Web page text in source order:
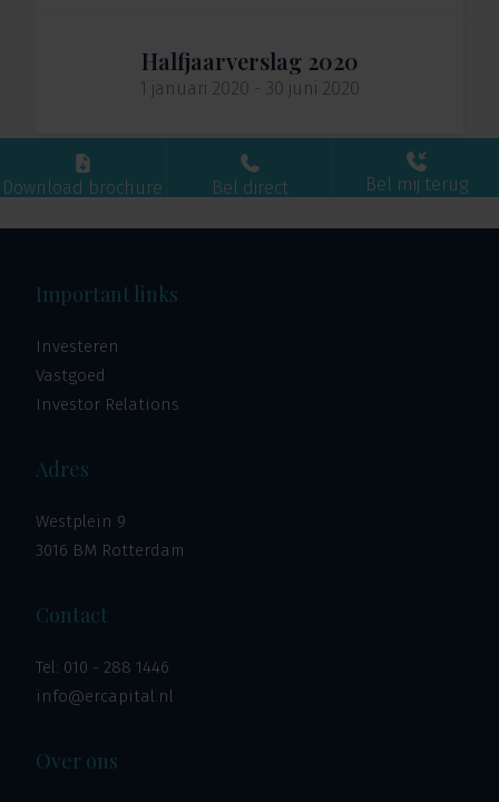
Halfjaarverslag 2020
1 januari 2020 - 30 juni 2020
Download brochure Bel direct Bel mij terug
Important links
Investeren
Vastgoed
Investor Relations
Adres
Westplein 9
3016 BM Rotterdam
Contact
Tel: 010 - 288 1446
info@ercapital.nl
Over ons